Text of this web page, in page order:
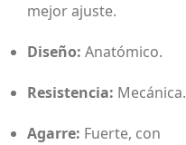
mejor ajuste.
Diseño: Anatómico.
Resistencia: Mecánica.
Agarre: Fuerte, con